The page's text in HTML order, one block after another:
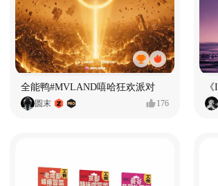
全能鸭#MVLAND嘻哈狂欢派对
圆末 176